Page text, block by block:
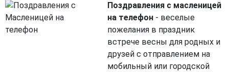
Поздравления с масленицей
на телефон - веселые
пожелания в праздник
встрече весны для родных и
друзей с отправлением на
мобильный или городской